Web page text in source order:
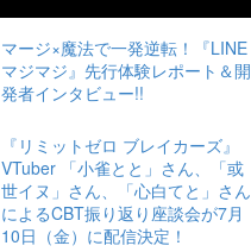
マージ×魔法で一発逆転！『LINE
マジマジ』先行体験レポート＆開
発者インタビュー!!
『リミットゼロ ブレイカーズ』
VTuber 「小雀とと」さん、「或
世イヌ」さん、「心白てと」さん
によるCBT振り返り座談会が7月
10日（金）に配信決定！